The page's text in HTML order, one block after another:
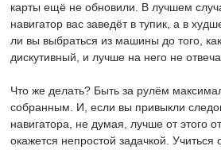
карты ещё не обновили. В лучшем
навигатор вас заведёт в тупик, а в
ли вы выбраться из машины до того,
дискутивный, и лучше на него не
Что же делать? Быть за рулём
собранным. И, если вы привыкли
навигатора, не думая, лучше от этого
окажется непростой задачкой. Учиться